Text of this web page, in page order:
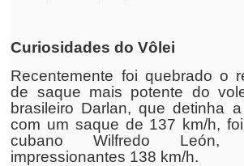
Curiosidades do Vôlei
Recentemente foi quebrado o
de saque mais potente do
brasileiro Darlan, que detinha
com um saque de 137 km/h,
cubano Wilfredo León,
impressionantes 138 km/h.